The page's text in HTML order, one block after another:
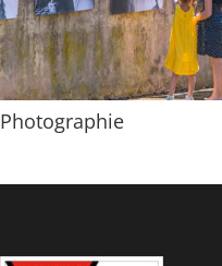
Photographie